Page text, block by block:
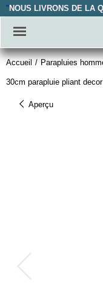
" NOUS LIVRONS DE LA
Accueil / Parapluies
30cm parapluie pliant
Aperçu